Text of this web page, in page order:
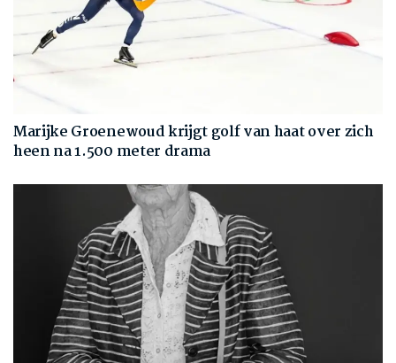
Marijke Groenewoud krijgt golf van haat over zich
heen na 1.500 meter drama